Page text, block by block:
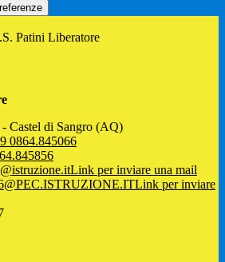
Patini Liberatore
Castel di Sangro (AQ)
0864.845066
Link per inviare una mail
Link per inviare